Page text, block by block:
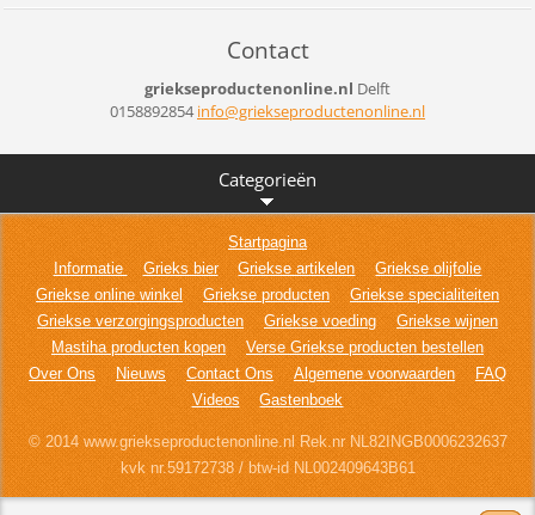
Contact
griekseproductenonline.nl Delft
0158892854info@griekseproductenonline.nl
Categorieën
Startpagina
Informatie
Grieks bier Griekse artikelen
Griekse olijfolie
Griekse online winkel
Griekse producten
Griekse specialiteiten
Griekse verzorgingsproducten
Griekse voeding
Griekse wijnen
Mastiha producten kopen
Verse Griekse producten bestellen
Over Ons
Nieuws Contact Ons Algemene voorwaarden
FAQ
Videos
Gastenboek
© 2014 www.griekseproductenonline.nl Rek.nr NL82INGB0006232637
kvk nr.59172738 / btw-id NL002409643B61